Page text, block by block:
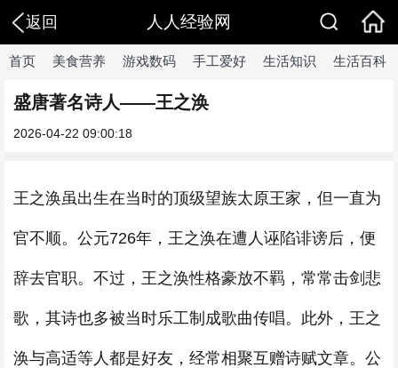
返回 人人经验网
首页 美食营养 游戏数码 手工爱好 生活知识 生活百科
盛唐著名诗人——王之涣
2026-04-22 09:00:18
王之涣虽出生在当时的顶级望族太原王家，但一直为
官不顺。公元726年，王之涣在遭人诬陷诽谤后，便
辞去官职。不过，王之涣性格豪放不羁，常常击剑悲
歌，其诗也多被当时乐工制成歌曲传唱。此外，王之
涣与高适等人都是好友，经常相聚互赠诗赋文章。公